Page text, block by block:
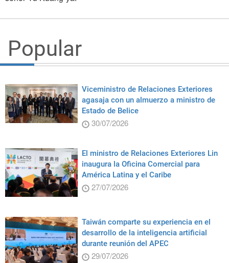
Popular
Viceministro de Relaciones Exteriores
agasaja con un almuerzo a ministro de
Estado de Belice
30/07/2026
El ministro de Relaciones Exteriores Lin
inaugura la Oficina Comercial para
América Latina y el Caribe
27/07/2026
Taiwán comparte su experiencia en el
desarrollo de la inteligencia artificial
durante reunión del APEC
29/07/2026